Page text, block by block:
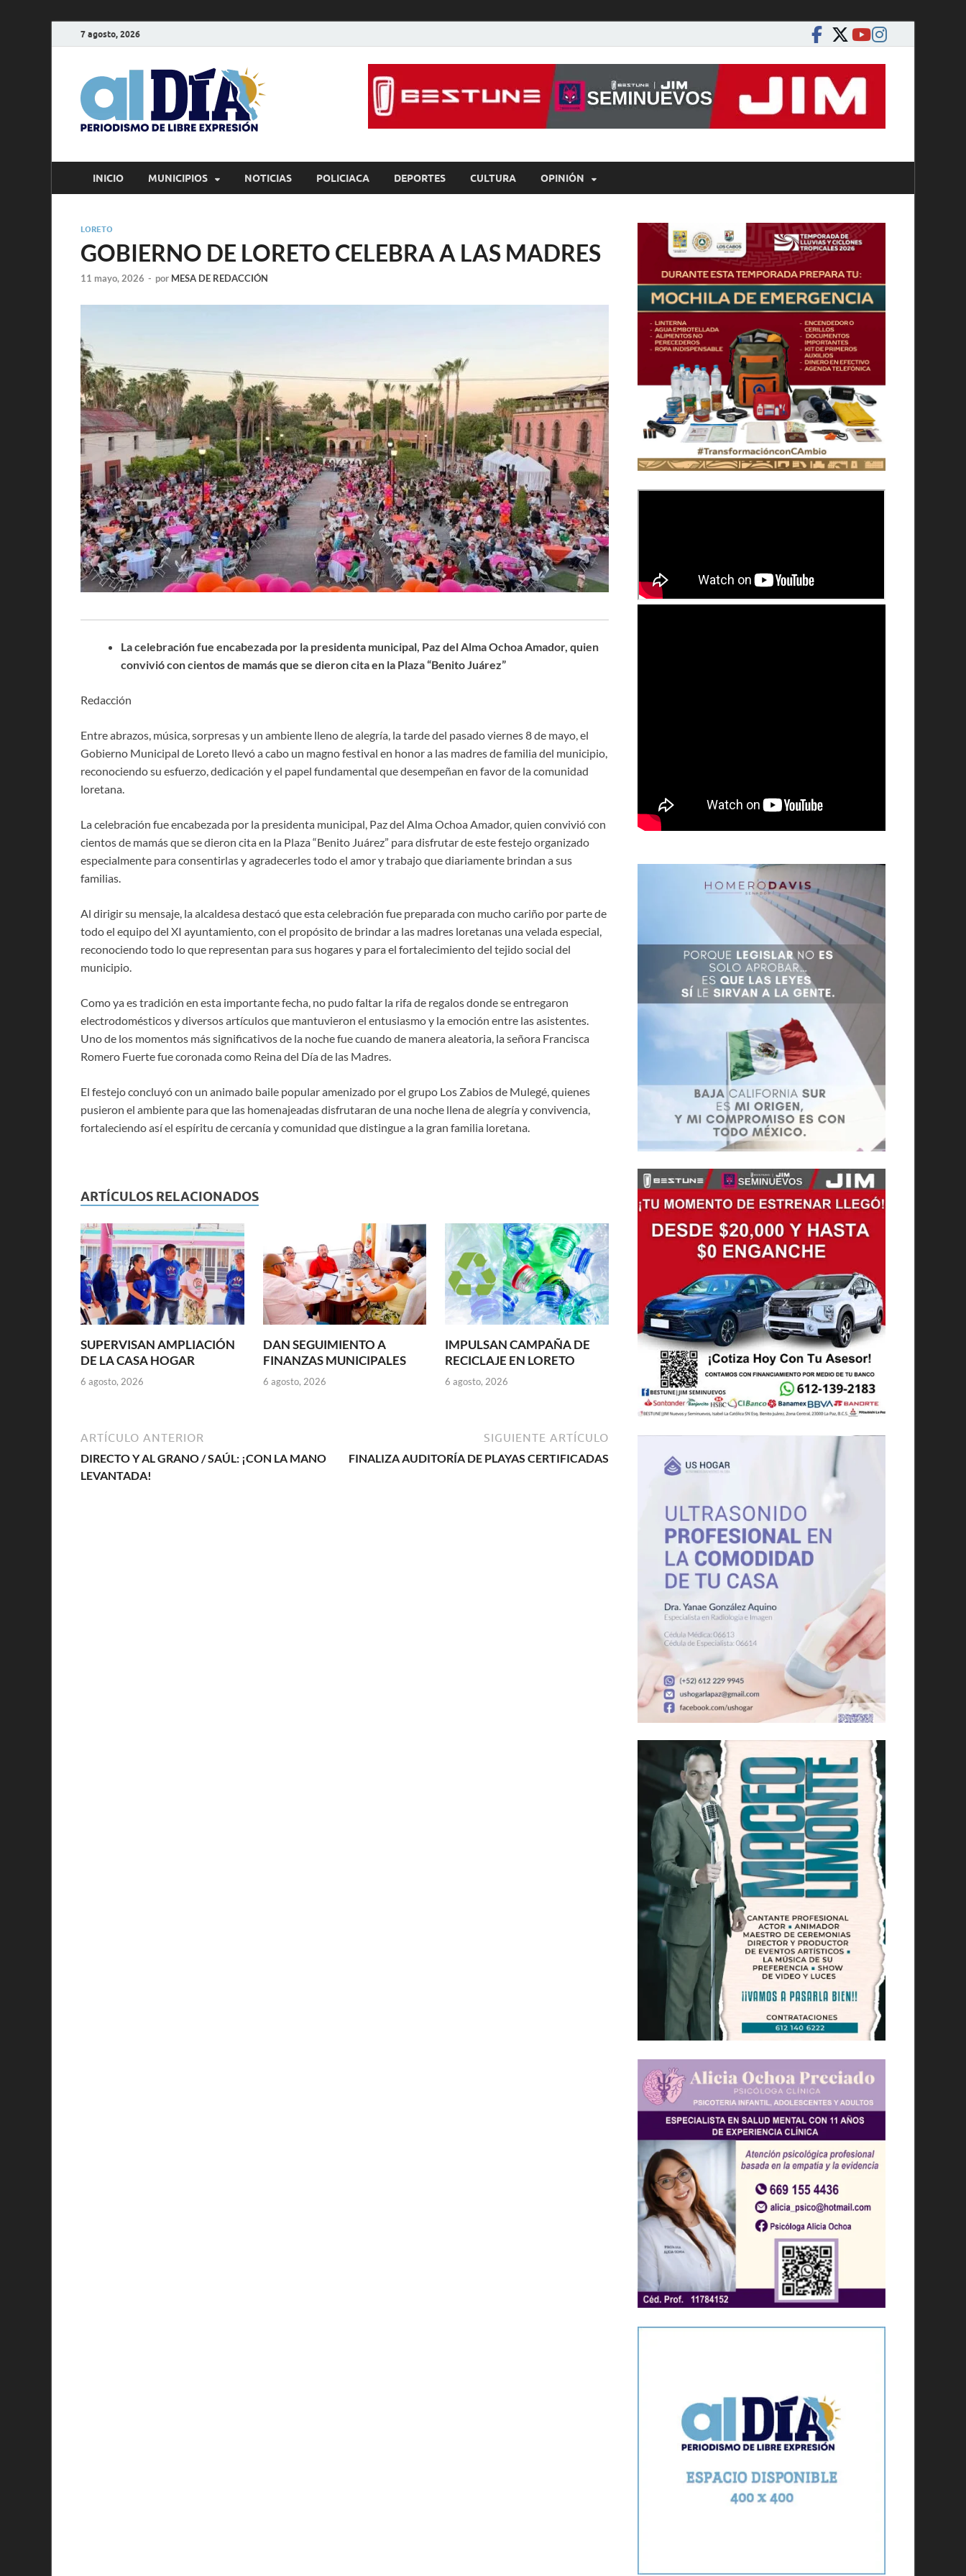
7 agosto, 2026
alDíaBCS
Periodismo de libre expresión
INICIO MUNICIPIOS NOTICIAS POLICIACA DEPORTES CULTURA OPINIÓN
LORETO
GOBIERNO DE LORETO CELEBRA A LAS MADRES
11 mayo, 2026 - por MESA DE REDACCIÓN
La celebración fue encabezada por la presidenta municipal, Paz del Alma Ochoa Amador, quien
convivió con cientos de mamás que se dieron cita en la Plaza “Benito Juárez”
Redacción
Entre abrazos, música, sorpresas y un ambiente lleno de alegría, la tarde del pasado viernes 8 de mayo, el
Gobierno Municipal de Loreto llevó a cabo un magno festival en honor a las madres de familia del municipio,
reconociendo su esfuerzo, dedicación y el papel fundamental que desempeñan en favor de la comunidad
loretana.
La celebración fue encabezada por la presidenta municipal, Paz del Alma Ochoa Amador, quien convivió con
cientos de mamás que se dieron cita en la Plaza “Benito Juárez” para disfrutar de este festejo organizado
especialmente para consentirlas y agradecerles todo el amor y trabajo que diariamente brindan a sus
familias.
Al dirigir su mensaje, la alcaldesa destacó que esta celebración fue preparada con mucho cariño por parte de
todo el equipo del XI ayuntamiento, con el propósito de brindar a las madres loretanas una velada especial,
reconociendo todo lo que representan para sus hogares y para el fortalecimiento del tejido social del
municipio.
Como ya es tradición en esta importante fecha, no pudo faltar la rifa de regalos donde se entregaron
electrodomésticos y diversos artículos que mantuvieron el entusiasmo y la emoción entre las asistentes.
Uno de los momentos más significativos de la noche fue cuando de manera aleatoria, la señora Francisca
Romero Fuerte fue coronada como Reina del Día de las Madres.
El festejo concluyó con un animado baile popular amenizado por el grupo Los Zabios de Mulegé, quienes
pusieron el ambiente para que las homenajeadas disfrutaran de una noche llena de alegría y convivencia,
fortaleciendo así el espíritu de cercanía y comunidad que distingue a la gran familia loretana.
ARTÍCULOS RELACIONADOS
SUPERVISAN AMPLIACIÓN
DE LA CASA HOGAR
6 agosto, 2026
DAN SEGUIMIENTO A
FINANZAS MUNICIPALES
6 agosto, 2026
IMPULSAN CAMPAÑA DE
RECICLAJE EN LORETO
6 agosto, 2026
ARTÍCULO ANTERIOR
DIRECTO Y AL GRANO / SAÚL: ¡CON LA MANO
LEVANTADA!
SIGUIENTE ARTÍCULO
FINALIZA AUDITORÍA DE PLAYAS CERTIFICADAS